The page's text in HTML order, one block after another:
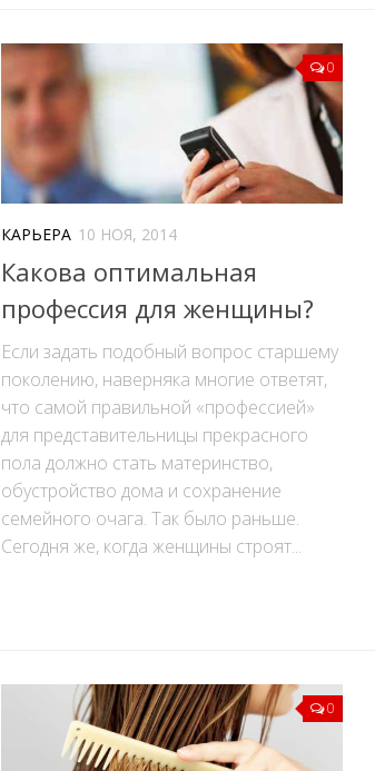
0
КАРЬЕРА 10 НОЯ, 2014
Какова оптимальная
профессия для женщины?
Если задать подобный вопрос старшему
поколению, наверняка многие ответят,
что самой правильной «профессией»
для представительницы прекрасного
пола должно стать материнство,
обустройство дома и сохранение
семейного очага. Так было раньше.
Сегодня же, когда женщины строят...
0